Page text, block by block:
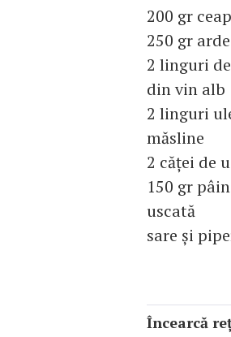
200 gr
250 gr
2 linguri
din vin alb
2 linguri
măsline
2 căţei de
150 gr
uscată
sare şi
Încearcă